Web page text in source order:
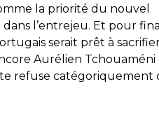
la priorité du nouvel
l’entrejeu. Et pour
serait prêt à
Aurélien
refuse catégoriquement